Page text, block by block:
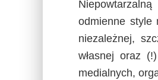
odmienne style
niezależnej,
własnej oraz
medialnych,